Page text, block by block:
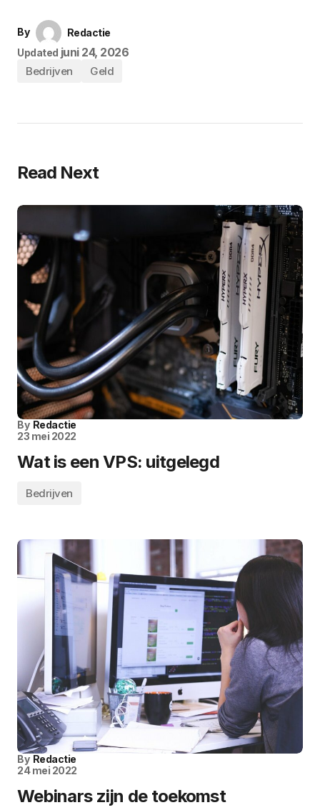
By
Redactie
Updated juni 24, 2026
Bedrijven Geld
Read Next
By Redactie
23 mei 2022
Wat is een VPS: uitgelegd
Bedrijven
By Redactie
24 mei 2022
Webinars zijn de toekomst